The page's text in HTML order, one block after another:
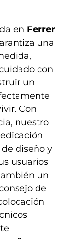
en Ferrer
una
con
un
Con
nuestro
diseño y
usuarios
un
de